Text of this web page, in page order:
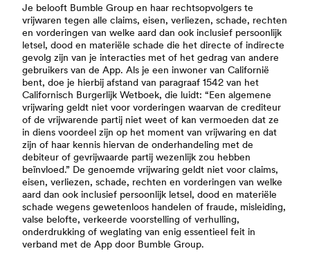
Je belooft Bumble Group en haar rechtsopvolgers te
vrijwaren tegen alle claims, eisen, verliezen, schade, rechten
en vorderingen van welke aard dan ook inclusief persoonlijk
letsel, dood en materiële schade die het directe of indirecte
gevolg zijn van je interacties met of het gedrag van andere
gebruikers van de App. Als je een inwoner van Californië
bent, doe je hierbij afstand van paragraaf 1542 van het
Californisch Burgerlijk Wetboek, die luidt: “Een algemene
vrijwaring geldt niet voor vorderingen waarvan de crediteur
of de vrijwarende partij niet weet of kan vermoeden dat ze
in diens voordeel zijn op het moment van vrijwaring en dat
zijn of haar kennis hiervan de onderhandeling met de
debiteur of gevrijwaarde partij wezenlijk zou hebben
beïnvloed.” De genoemde vrijwaring geldt niet voor claims,
eisen, verliezen, schade, rechten en vorderingen van welke
aard dan ook inclusief persoonlijk letsel, dood en materiële
schade wegens gewetenloos handelen of fraude, misleiding,
valse belofte, verkeerde voorstelling of verhulling,
onderdrukking of weglating van enig essentieel feit in
verband met de App door Bumble Group.